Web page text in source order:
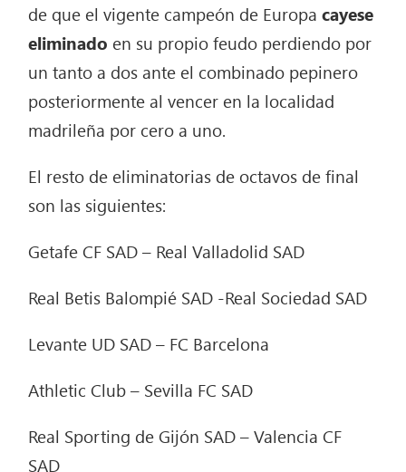
de que el vigente campeón de Europacayese
eliminado en su propio feudo perdiendo por
un tanto a dos ante el combinado pepinero
posteriormente al vencer en la localidad
madrileña por cero a uno.
El resto de eliminatorias de octavos de final
son las siguientes:
Getafe CF SAD – Real Valladolid SAD
Real Betis Balompié SAD -Real Sociedad SAD
Levante UD SAD – FC Barcelona
Athletic Club – Sevilla FC SAD
Real Sporting de Gijón SAD – Valencia CF
SAD